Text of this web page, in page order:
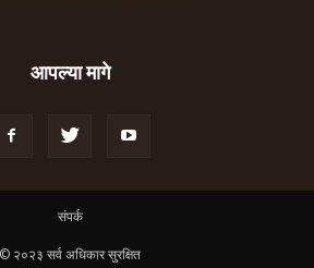
आपल्या मागे
संपर्क
© २०२३ सर्व अधिकार सुरक्षित